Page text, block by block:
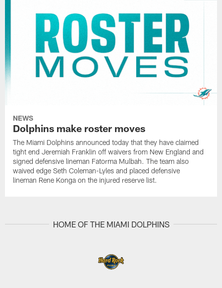
NEWS
Dolphins make roster moves
The Miami Dolphins announced today that they have claimed
tight end Jeremiah Franklin off waivers from New England and
signed defensive lineman Fatorma Mulbah. The team also
waived edge Seth Coleman-Lyles and placed defensive
lineman Rene Konga on the injured reserve list.
HOME OF THE MIAMI DOLPHINS